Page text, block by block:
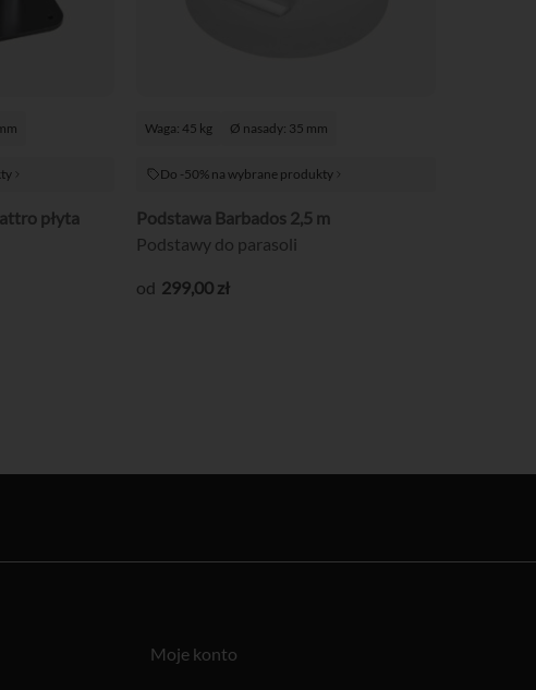
płyta
Waga: 45 kg Ø nasady: 35 mm
Do -50% na wybrane produkty
Podstawa Barbados 2,5 m
Podstawy do parasoli
299,00 zł
Moje konto